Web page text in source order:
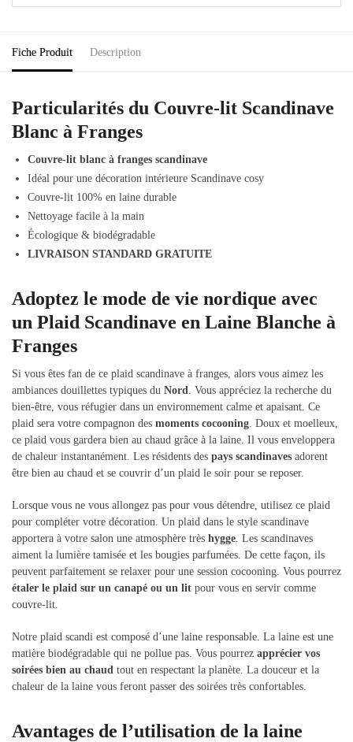
Fiche Produit Description
Particularités du Couvre-lit Scandinave
Blanc à Franges
Couvre-lit blanc à franges scandinave
Idéal pour une décoration intérieure Scandinave cosy
Couvre-lit 100% en laine durable
Nettoyage facile à la main
Écologique & biodégradable
LIVRAISON STANDARD GRATUITE
Adoptez le mode de vie nordique avec
un Plaid Scandinave en Laine Blanche à
Franges
Si vous êtes fan de ce plaid scandinave à franges, alors vous aimez les
ambiances douillettes typiques du Nord. Vous appréciez la recherche du
bien-être, vous réfugier dans un environnement calme et apaisant. Ce
plaid sera votre compagnon des moments cocooning. Doux et moelleux,
ce plaid vous gardera bien au chaud grâce à la laine. Il vous enveloppera
de chaleur instantanément. Les résidents des pays scandinaves adorent
être bien au chaud et se couvrir d’un plaid le soir pour se reposer.
Lorsque vous ne vous allongez pas pour vous détendre, utilisez ce plaid
pour compléter votre décoration. Un plaid dans le style scandinave
apportera à votre salon une atmosphère très hygge. Les scandinaves
aiment la lumière tamisée et les bougies parfumées. De cette façon, ils
peuvent parfaitement se relaxer pour une session cocooning. Vous pourrez
étaler le plaid sur un canapé ou un lit pour vous en servir comme
couvre-lit.
Notre plaid scandi est composé d’une laine responsable. La laine est une
matière biodégradable qui ne pollue pas. Vous pourrez apprécier vos
soirées bien au chaud tout en respectant la planète. La douceur et la
chaleur de la laine vous feront passer des soirées très confortables.
Avantages de l’utilisation de la laine